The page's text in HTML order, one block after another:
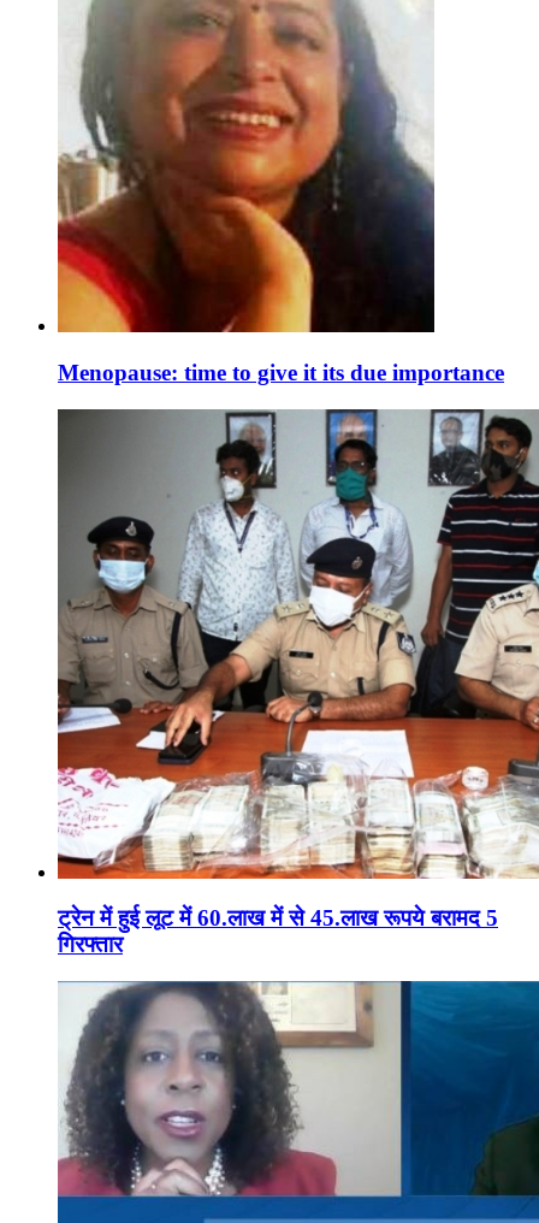
Menopause: time to give it its due importance
ट्रेन में हुई लूट में 60.लाख में से 45.लाख रूपये बरामद 5
गिरफ्तार